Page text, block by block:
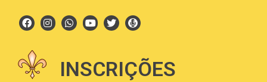
INSCRIÇÕES